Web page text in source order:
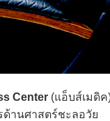
Center (แอ็บส์เมดิค
ด้านศาสตร์ชะลอวัย